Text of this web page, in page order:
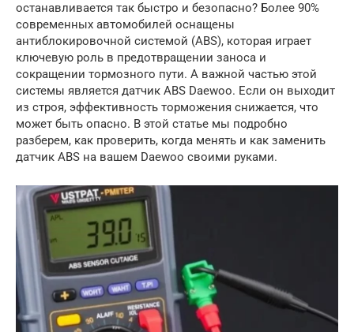
останавливается так быстро и безопасно? Более 90%
современных автомобилей оснащены
антиблокировочной системой (ABS), которая играет
ключевую роль в предотвращении заноса и
сокращении тормозного пути. А важной частью этой
системы является датчик ABS Daewoo. Если он выходит
из строя, эффективность торможения снижается, что
может быть опасно. В этой статье мы подробно
разберем, как проверить, когда менять и как заменить
датчик ABS на вашем Daewoo своими руками.